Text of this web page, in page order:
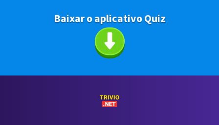
Baixar o aplicativo Quiz